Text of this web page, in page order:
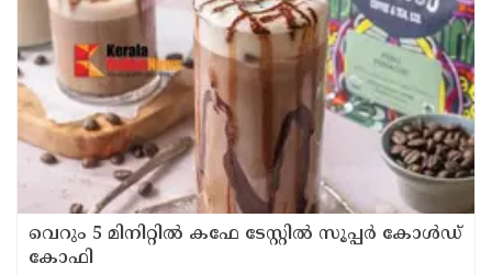
വെറും 5 മിനിറ്റിൽ കഫേ ടേസ്റ്റിൽ സൂപ്പർ കോൾഡ്
കോഫി